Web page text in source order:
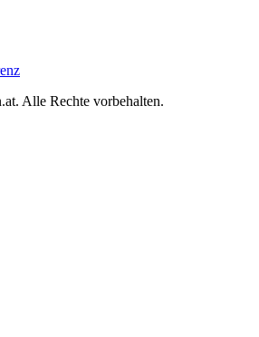
. Alle Rechte vorbehalten.